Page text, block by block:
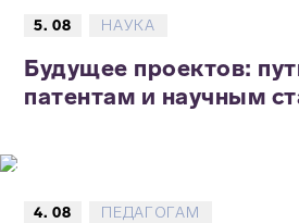
5. 08 НАУКА
Будущее проектов:
патентам и научным
4. 08 ПЕДАГОГАМ